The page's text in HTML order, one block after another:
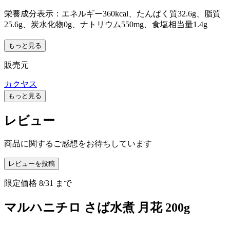
栄養成分表示：エネルギー360kcal、たんぱく質32.6g、脂質
25.6g、炭水化物0g、ナトリウム550mg、食塩相当量1.4g
もっと見る
販売元
カクヤス
もっと見る
レビュー
商品に関するご感想をお待ちしています
レビューを投稿
限定価格 8/31 まで
マルハニチロ さば水煮 月花 200g